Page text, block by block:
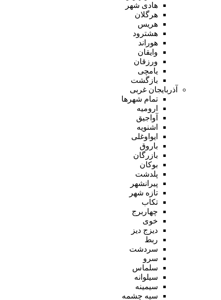
هادی شهر
هرگلان
هریس
هشترود
هوراند
وایقان
ورزقان
یامچی
بازگشت
آذربایجان غربی
تمام شهر‌ها
ارومیه
آواجیق
اشنویه
ایواوغلی
باروق
بازرگان
بوکان
پلدشت
پیرانشهر
تازه شهر
تکاب
چهاربرج
خوی
دیزج دیز
ربط
سردشت
سرو
سلماس
سیلوانه
سیمینه
سیه چشمه